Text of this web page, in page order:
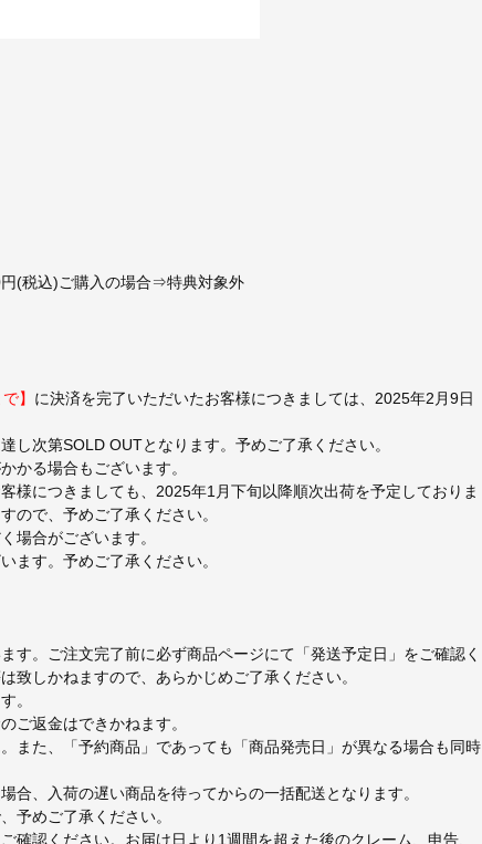
(税込)ご購入の場合⇒特典対象外
】 に決済を完了いただいたお客様につきましては、2025年2月9日
次第SOLD OUTとなります。予めご了承ください。
かる場合もございます。
様につきましても、2025年1月下旬以降順次出荷を予定しておりま
ので、予めご了承ください。
場合がございます。
ます。予めご了承ください。
。ご注文完了前に必ず商品ページにて「発送予定日」をご確認く
致しかねますので、あらかじめご了承ください。
。
ご返金はできかねます。
また、「予約商品」であっても「商品発売日」が異なる場合も同時
、入荷の遅い商品を待ってからの一括配送となります。
予めご了承ください。
認ください。お届け日より1週間を超えた後のクレーム、申告、